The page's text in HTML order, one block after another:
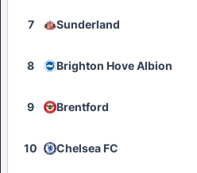
7 Sunderland
8 Brighton Hove Albion
9 Brentford
10 Chelsea FC